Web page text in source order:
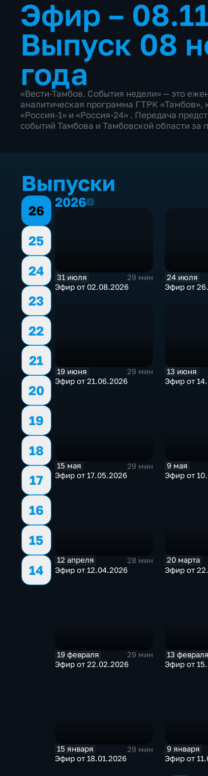
Эфир –
Выпуск 08
года
«Вести-Тамбов. События недели» — это
аналитическая программа ГТРК «Тамбов»,
«Россия-1» и «Россия-24» . Передача
событий Тамбова и Тамбовской области
Выпуски
26
25
24
23
22
21
20
19
18
17
16
15
14
20262026
31 июля
29 мин
Эфир от 02.08.2026
24 июля
Эфир от
19 июня
29 мин
Эфир от 21.06.2026
13 июня
Эфир от
15 мая
29 мин
Эфир от 17.05.2026
9 мая
Эфир от
12 апреля
28 мин
Эфир от 12.04.2026
20 марта
Эфир от
19 февраля
29 мин
Эфир от 22.02.2026
13 февраля
Эфир от
15 января
29 мин
Эфир от 18.01.2026
9 января
Эфир от